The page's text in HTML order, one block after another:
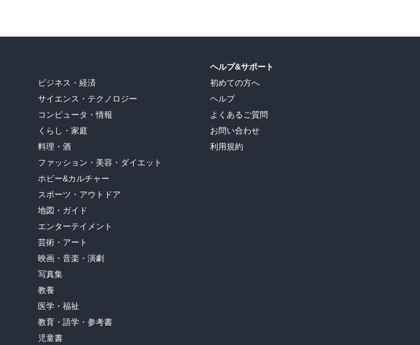
ビジネス・経済
サイエンス・テクノロジー
コンピュータ・情報
くらし・家庭
料理・酒
ファッション・美容・ダイエット
ホビー&カルチャー
スポーツ・アウトドア
地図・ガイド
エンターテイメント
芸術・アート
映画・音楽・演劇
写真集
教養
医学・福祉
教育・語学・参考書
児童書
ヘルプ&サポート
初めての方へ
ヘルプ
よくあるご質問
お問い合わせ
利用規約